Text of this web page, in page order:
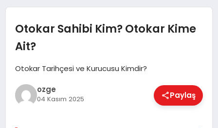
DÜNYA
EĞITIM
Otokar Sahibi Kim? Otokar Kime
Ait?
Otokar Tarihçesi ve Kurucusu Kimdir?
ozge
04 Kasım 2025 Paylaş